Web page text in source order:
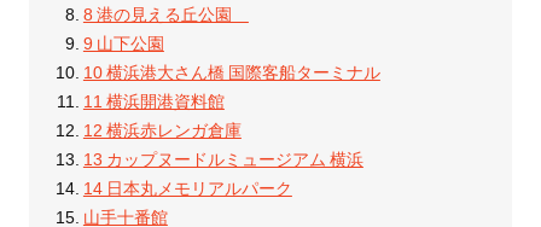
8 港の見える丘公園
9 山下公園
10 横浜港大さん橋 国際客船ターミナル
11 横浜開港資料館
12 横浜赤レンガ倉庫
13 カップヌードルミュージアム 横浜
14 日本丸メモリアルパーク
山手十番館